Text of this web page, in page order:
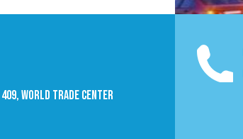
409, World trade Center